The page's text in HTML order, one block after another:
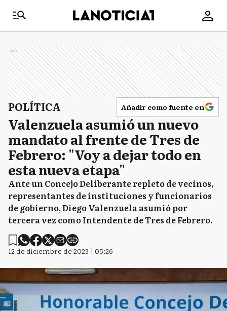
Ads
POLÍTICA Añadir como fuente en
Valenzuela asumió un nuevo
mandato al frente de Tres de
Febrero: "Voy a dejar todo en
esta nueva etapa"
Ante un Concejo Deliberante repleto de vecinos,
representantes de instituciones y funcionarios
de gobierno, Diego Valenzuela asumió por
tercera vez como Intendente de Tres de Febrero.
12 de diciembre de 2023 | 05:26